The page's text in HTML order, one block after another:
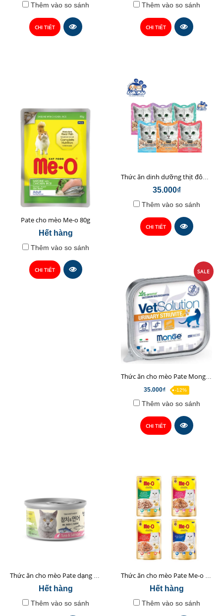
Thêm vào so sánh
CHI TIẾT
Thêm vào so sánh
CHI TIẾT
Pate cho mèo Me-o 80g
Hết hàng
Thêm vào so sánh
CHI TIẾT
35.000₫
Thêm vào so sánh
CHI TIẾT
SALE
35.000₫
-12%
Thêm vào so sánh
CHI TIẾT
Hết hàng
Thêm vào so sánh
Hết hàng
Thêm vào so sánh